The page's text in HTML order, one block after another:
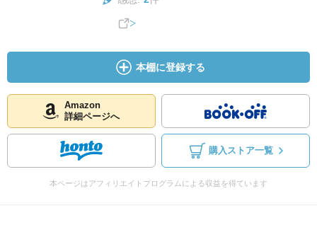
本棚に登録する
Amazon
詳細ページへ
購入ストア一覧
本ページはアフィリエイトプログラムによる収益を得ています